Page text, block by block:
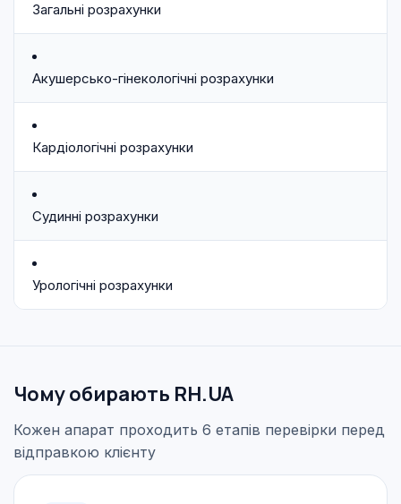
Загальні розрахунки
Акушерсько-гінекологічні розрахунки
Кардіологічні розрахунки
Судинні розрахунки
Урологічні розрахунки
Чому обирають RH.UA
Кожен апарат проходить 6 етапів перевірки перед
відправкою клієнту